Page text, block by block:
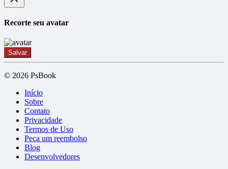
Recorte seu avatar
Salvar
© 2026 PsBook
Início
Sobre
Contato
Privacidade
Termos de Uso
Peça um reembolso
Blog
Desenvolvedores